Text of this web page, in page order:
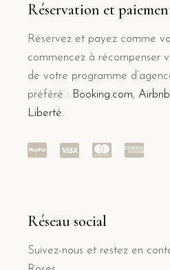
Réservation et
Réservez et payez comme
commencez à récompenser
de votre programme
préféré : Booking.com,
Liberté.
Réseau social
Suivez-nous et restez en